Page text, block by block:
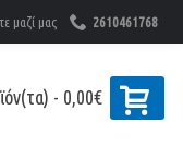
μαζί μας 2610461768
- 0,00€